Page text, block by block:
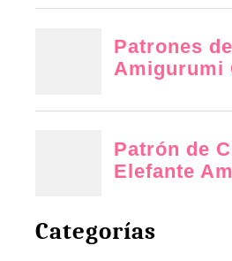
Categorías